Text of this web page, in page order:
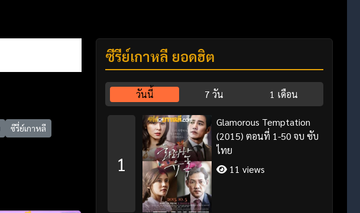
ซีรี่ย์เกาหลี
ซีรี่ย์เกาหลี ยอดฮิต
วันนี้ 7 วัน 1 เดือน
1
Glamorous Temptation
(2015) ตอนที่ 1-50 จบ ซับ
ไทย
11 views